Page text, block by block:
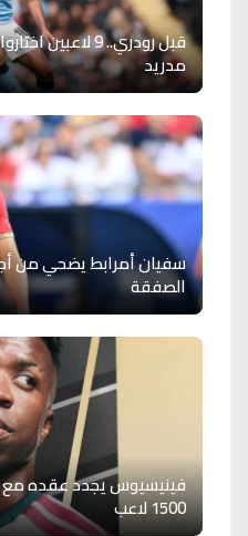
قبل رودري.. 9
مدريد
سفيان أمرابط يضحي من
الصفقة
فينيسيوس يجدد عقده مع
1500 لاعب